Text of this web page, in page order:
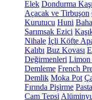
Elek Dondurma
Açacak ve Tirbuşon
Kurutucu Huni
Sarımsak Ezici
Nihale İçli Köfte
Kalıbı Buz Kovası
Değirmenleri Limon
Demleme French
Demlik Moka Pot
Fırında Pişirme
Cam Tepsi